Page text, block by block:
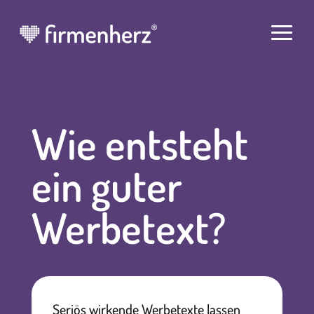
Wie entsteht
ein guter
Werbetext?
Seriös wirkende Werbetexte lassen